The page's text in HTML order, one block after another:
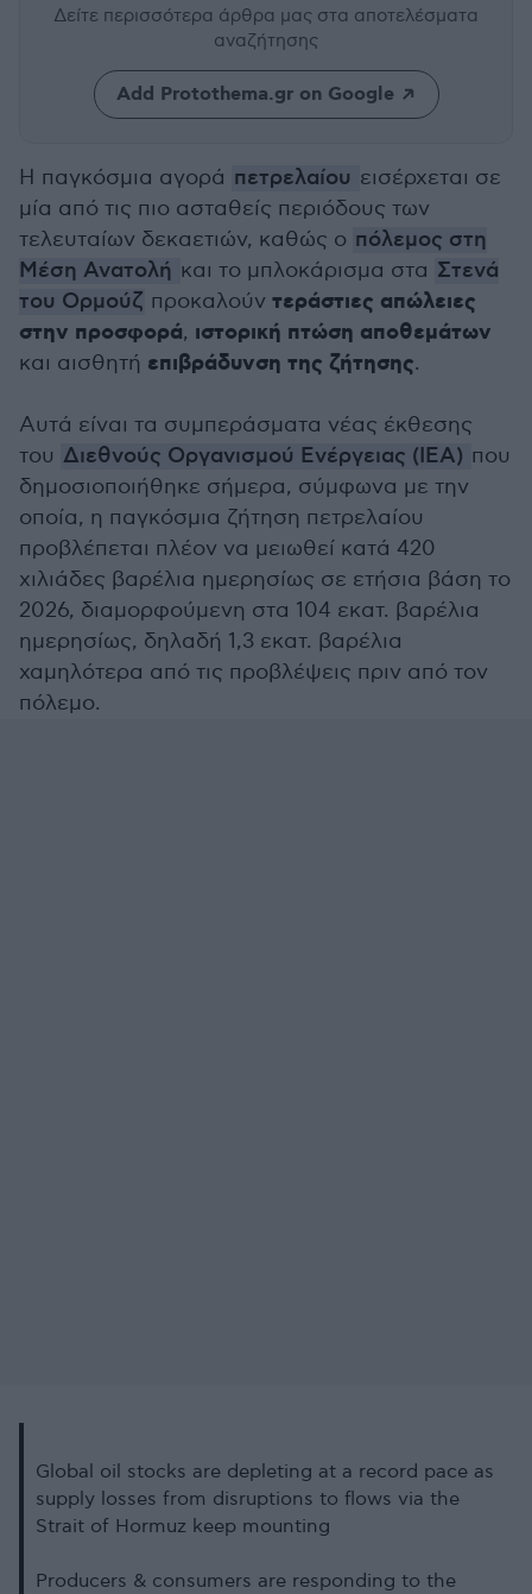
Δείτε περισσότερα άρθρα μας στα αποτελέσματα
αναζήτησης
Add Protothema.gr on Google
Η παγκόσμια αγορά πετρελαίου εισέρχεται σε
μία από τις πιο ασταθείς περιόδους των
τελευταίων δεκαετιών, καθώς ο πόλεμος στη
Μέση Ανατολή και το μπλοκάρισμα στα Στενά
του Ορμούζ προκαλούν τεράστιες απώλειες
στην προσφορά, ιστορική πτώση αποθεμάτων
και αισθητή επιβράδυνση της ζήτησης.
Αυτά είναι τα συμπεράσματα νέας έκθεσης
του Διεθνούς Οργανισμού Ενέργειας (ΙΕΑ) που
δημοσιοποιήθηκε σήμερα, σύμφωνα με την
οποία, η παγκόσμια ζήτηση πετρελαίου
προβλέπεται πλέον να μειωθεί κατά 420
χιλιάδες βαρέλια ημερησίως σε ετήσια βάση το
2026, διαμορφούμενη στα 104 εκατ. βαρέλια
ημερησίως, δηλαδή 1,3 εκατ. βαρέλια
χαμηλότερα από τις προβλέψεις πριν από τον
πόλεμο.
Global oil stocks are depleting at a record pace as
supply losses from disruptions to flows via the
Strait of Hormuz keep mounting
Producers & consumers are responding to the